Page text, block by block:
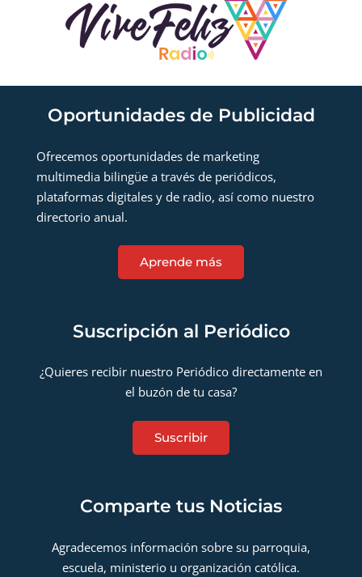
Oportunidades de Publicidad
Ofrecemos oportunidades de marketing
multimedia bilingüe a través de periódicos,
plataformas digitales y de radio, así como nuestro
directorio anual.
Aprende más
Suscripción al Periódico
¿Quieres recibir nuestro Periódico directamente en
el buzón de tu casa?
Suscribir
Comparte tus Noticias
Agradecemos información sobre su parroquia,
escuela, ministerio u organización católica.